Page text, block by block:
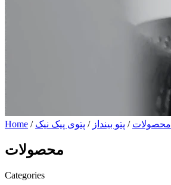
Home / محصولات / پتو بینداز / پتوی پیک نیک
محصولات
Categories